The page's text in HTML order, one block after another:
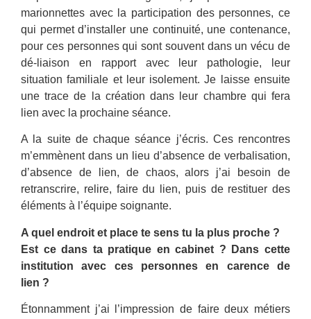
marionnettes avec la participation des personnes, ce
qui permet d’installer une continuité, une contenance,
pour ces personnes qui sont souvent dans un vécu de
dé-liaison en rapport avec leur pathologie, leur
situation familiale et leur isolement. Je laisse ensuite
une trace de la création dans leur chambre qui fera
lien avec la prochaine séance.
A la suite de chaque séance j’écris. Ces rencontres
m’emmènent dans un lieu d’absence de verbalisation,
d’absence de lien, de chaos, alors j’ai besoin de
retranscrire, relire, faire du lien, puis de restituer des
éléments à l’équipe soignante.
A quel endroit et place te sens tu la plus proche ?
Est ce dans ta pratique en cabinet ? Dans cette
institution avec ces personnes en carence de
lien ?
Étonnamment j’ai l’impression de faire deux métiers